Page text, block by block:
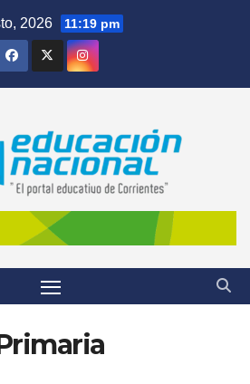
2026 11:19 pm